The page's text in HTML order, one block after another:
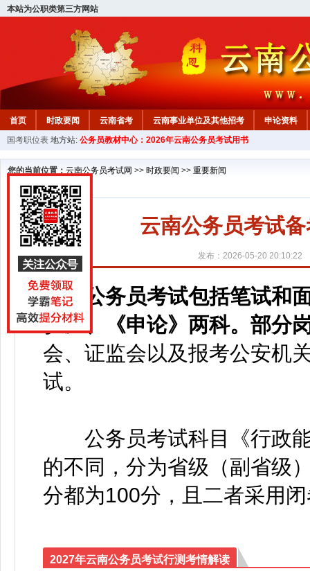
本站为公职类第三方网站
首页 时政要闻 云南省考 云南事业单位及其他招考
申论资料
国考职位表 地方站: 公务员教材中心：2026年云南公务员考试用书
您的当前位置： 云南公务员考试网 >> 时政要闻 >> 重要新闻
云南公务员考试
发布：2026-05-20 20:10:22
公务员考试包括笔试和
验》、《申论》两科。部分
会、证监会以及报考公安机
试。
公务员考试科目《行政能
的不同，分为省级（副省级
分都为100分，且二者采用
2027年云南公务员考试行测考情解读